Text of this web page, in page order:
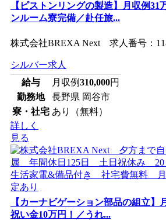
【ピストンリングの製造】月収例31
ンルーム寮完備／赴任旅...
株式会社BREXA Next 求人番号：
シルバー求人
給与
月収例310,000円
勤務地
長野県 岡谷市
寮・社宅 あり（無料）
詳しく
見る
【カーナビゲーション部品の組立】
祝い金10万円！／うれ...